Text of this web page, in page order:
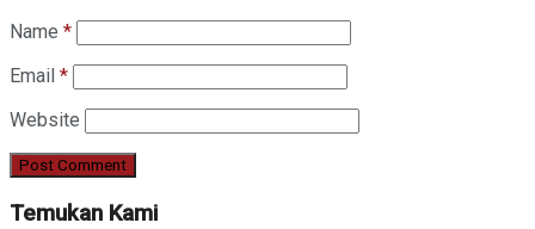
Name *
Email *
Website
Temukan Kami